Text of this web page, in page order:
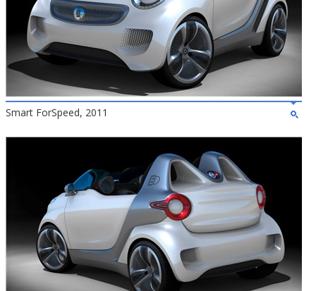
Smart ForSpeed, 2011